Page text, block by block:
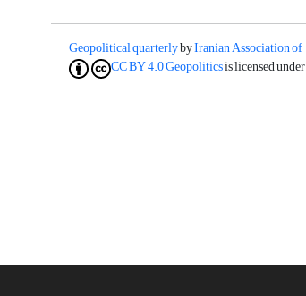
Geopolitical quarterlybyIranian Association of
Geopoliticsis licensed under
CC BY 4.0